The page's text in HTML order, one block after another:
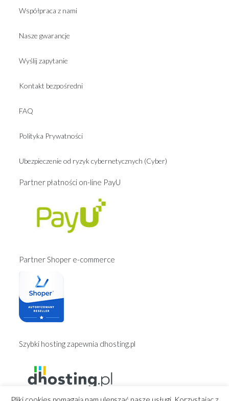
Współpraca z nami
Nasze gwarancje
Wyślij zapytanie
Kontakt bezpośredni
FAQ
Polityka Prywatności
Ubezpieczenie od ryzyk cybernetycznych (Cyber)
Partner płatności on-line PayU
Partner Shoper e-commerce
Szybki hosting zapewnia dhosting.pl